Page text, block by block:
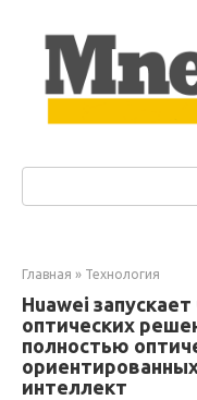
контенту
Главная » Технология
Huawei
оптических
полностью
интеллект